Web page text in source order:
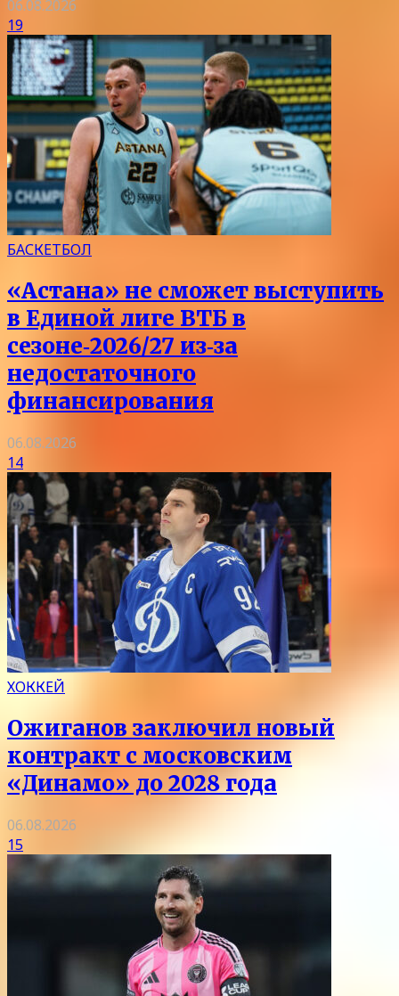
06.08.2026
19
БАСКЕТБОЛ
«Астана» не сможет выступить
в Единой лиге ВТБ в
сезоне‑2026/27 из‑за
недостаточного
финансирования
06.08.2026
14
ХОККЕЙ
Ожиганов заключил новый
контракт с московским
«Динамо» до 2028 года
06.08.2026
15